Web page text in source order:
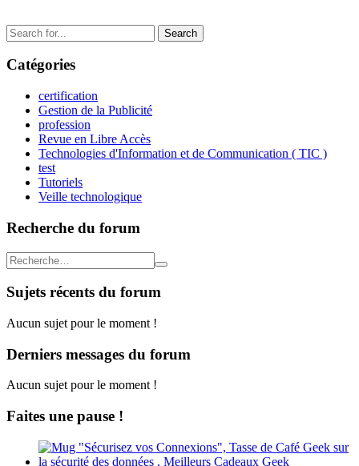
Search
for:
Catégories
certification
Gestion de la Publicité
profession
Revue en Libre Accès
Technologies d'Information et de Communication ( TIC )
test
Tutoriels
Veille technologique
Recherche du forum
Sujets récents du forum
Aucun sujet pour le moment !
Derniers messages du forum
Aucun sujet pour le moment !
Faites une pause !